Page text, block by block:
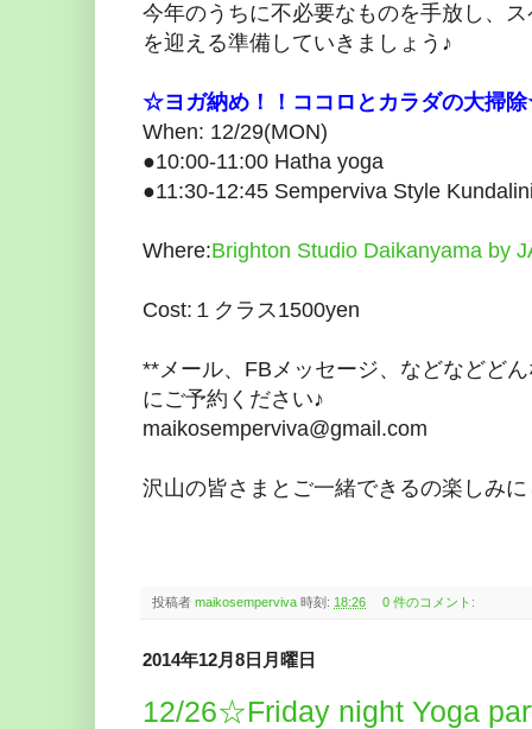
今年のうちに不必要なものを手放し、
を迎える準備していきましょう♪
☆ヨガ納め！！ココロとカラダの大掃
When: 12/29(MON)
●10:00-11:00 Hatha yoga
●11:30-12:45 Semperviva Style
Where:Brighton Studio Daikanyama by
Cost:１クラス1500yen
**メール、FBメッセージ、などなどど
にご予約ください♪
maikosemperviva@gmail.com
沢山の皆さまとご一緒できるの楽しみ
投稿者 maikosemperviva 時刻: 18:26 0 件のコメント:
2014年12月8日月曜日
12/26☆Friday night Yoga